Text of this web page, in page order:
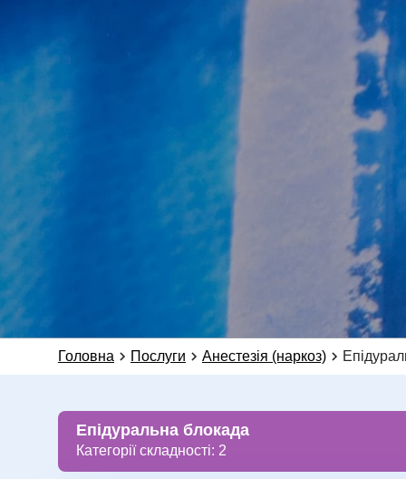
Головна Послуги Анестезія (наркоз)
Епідуральна блокада
Категорії складності: 2